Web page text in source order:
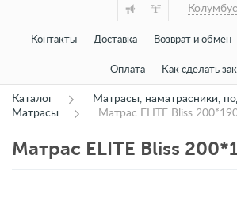
Колумбус
Контакты Доставка Возврат и обмен
Оплата Как сделать
Каталог
Матрасы, наматрасники,
Матрасы
Матрас ELITE Bliss
Матрас ELITE Bliss